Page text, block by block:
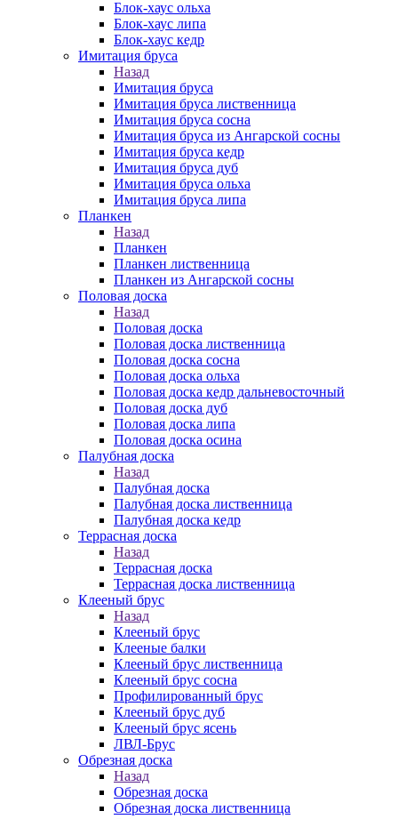
Блок-хаус ольха
Блок-хаус липа
Блок-хаус кедр
Имитация бруса
Назад
Имитация бруса
Имитация бруса лиственница
Имитация бруса сосна
Имитация бруса из Ангарской сосны
Имитация бруса кедр
Имитация бруса дуб
Имитация бруса ольха
Имитация бруса липа
Планкен
Назад
Планкен
Планкен лиственница
Планкен из Ангарской сосны
Половая доска
Назад
Половая доска
Половая доска лиственница
Половая доска сосна
Половая доска ольха
Половая доска кедр дальневосточный
Половая доска дуб
Половая доска липа
Половая доска осина
Палубная доска
Назад
Палубная доска
Палубная доска лиственница
Палубная доска кедр
Террасная доска
Назад
Террасная доска
Террасная доска лиственница
Клееный брус
Назад
Клееный брус
Клееные балки
Клееный брус лиственница
Клееный брус сосна
Профилированный брус
Клееный брус дуб
Клееный брус ясень
ЛВЛ-Брус
Обрезная доска
Назад
Обрезная доска
Обрезная доска лиственница